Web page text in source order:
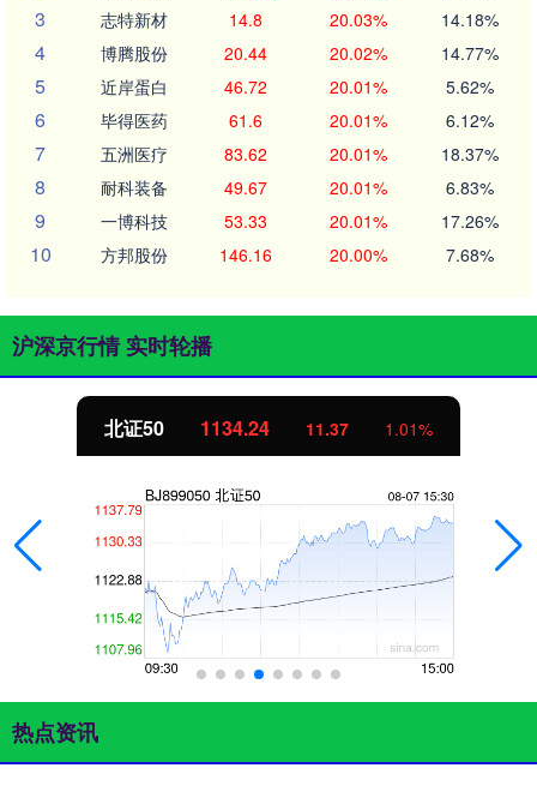
3 志特新材 14.8 20.03% 14.18%
4 博腾股份 20.44 20.02% 14.77%
5 近岸蛋白 46.72 20.01% 5.62%
6 毕得医药 61.6 20.01% 6.12%
7 五洲医疗 83.62 20.01% 18.37%
8 耐科装备 49.67 20.01% 6.83%
9 一博科技 53.33 20.01% 17.26%
10 方邦股份 146.16 20.00% 7.68%
沪深京行情 实时轮播
1.01% 创业板指
热点资讯